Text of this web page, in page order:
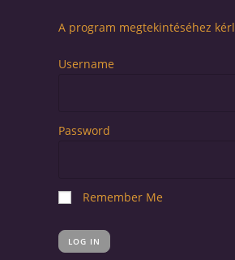
A program megtekintéséhez
Username
Password
Remember Me